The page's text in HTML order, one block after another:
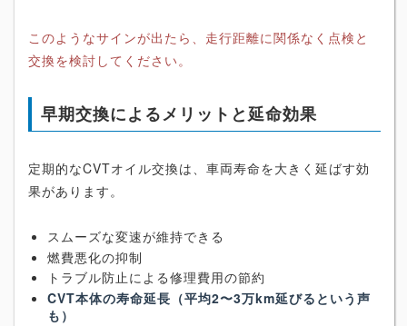
このようなサインが出たら、走行距離に関係なく点検と
交換を検討してください。
早期交換によるメリットと延命効果
定期的なCVTオイル交換は、車両寿命を大きく延ばす効
果があります。
スムーズな変速が維持できる
燃費悪化の抑制
トラブル防止による修理費用の節約
CVT本体の寿命延長（平均2〜3万km延びるという声
も）